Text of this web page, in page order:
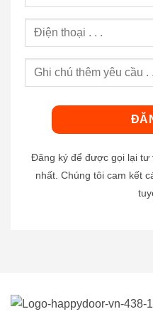
Đăng ký để được gọi lại
nhất. Chúng tôi cam kết